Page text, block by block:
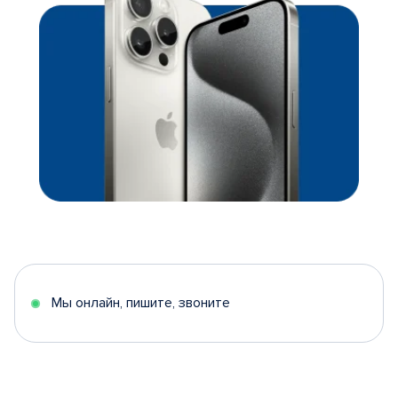
Мы онлайн, пишите, звоните